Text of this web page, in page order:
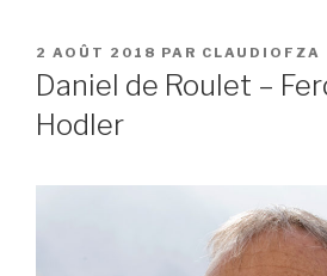
PUBLIÉ
LE
2 AOÛT 2018 PAR CLAUDIOFZA
Daniel de Roulet –
Hodler